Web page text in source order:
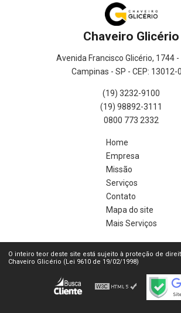
Chaveiro Glicério
Avenida Francisco Glicério, 1744
Campinas - SP - CEP: 13012-
(19) 3232-9100
(19) 98892-3111
0800 773 2332
Home
Empresa
Missão
Serviços
Contato
Mapa do site
Mais Serviços
O inteiro teor deste site está sujeito à proteção de
Chaveiro Glicério (Lei 9610 de 19/02/1998)